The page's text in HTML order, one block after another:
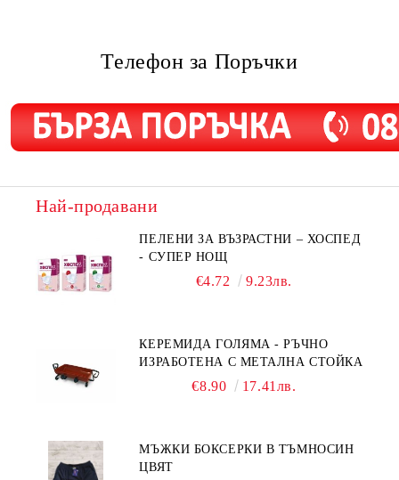
Телефон за Поръчки
Най-продавани
ПЕЛЕНИ ЗА ВЪЗРАСТНИ – ХОСПЕД
- СУПЕР НОЩ
€4.72 9.23лв.
КЕРЕМИДА ГОЛЯМА - РЪЧНО
ИЗРАБОТЕНА С МЕТАЛНА СТОЙКА
€8.90 17.41лв.
МЪЖКИ БОКСЕРКИ В ТЪМНОСИН
ЦВЯТ